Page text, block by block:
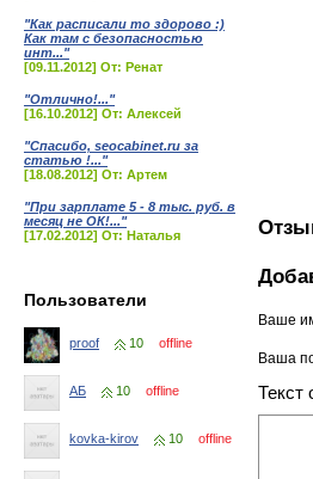
"Как расписали то здорово :)
Как там с безопасностью
инт..."
[09.11.2012] От: Ренат
"Отлично!..."
[16.10.2012] От: Алексей
"Спасибо, seocabinet.ru за
статью !..."
[18.08.2012] От: Артем
"При зарплате 5 - 8 тыс. руб. в
месяц не ОК!..."
[17.02.2012] От: Наталья
Пользователи
proof 10 offline
АБ 10 offline
kovka-kirov 10 offline
Ваше
Ваша
Текст